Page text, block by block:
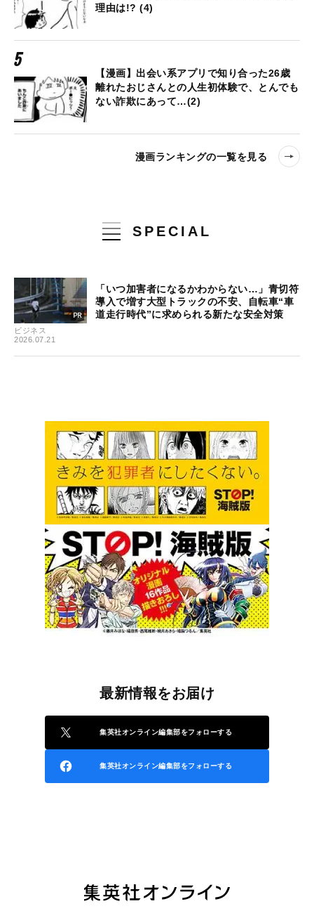
理由は!? (4)
【漫画】出会い系アプリで知り合った26歳
離れたおじさんとの人生初体験で、とんでも
ない詐欺にあって…(2)
漫画ランキングの一覧を見る
SPECIAL
ビジネス
2026.07.21
「いつ加害者になるかわからない…」青切符
導入で増す大型トラックの不安、自転車“車
道走行時代”に求められる新たな安全対策
最新情報をお届け
集英社オンライン編集部をフォローする
集英社オンライン編集部をフォローする